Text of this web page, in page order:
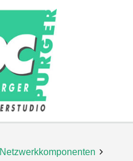
Netzwerkkomponenten